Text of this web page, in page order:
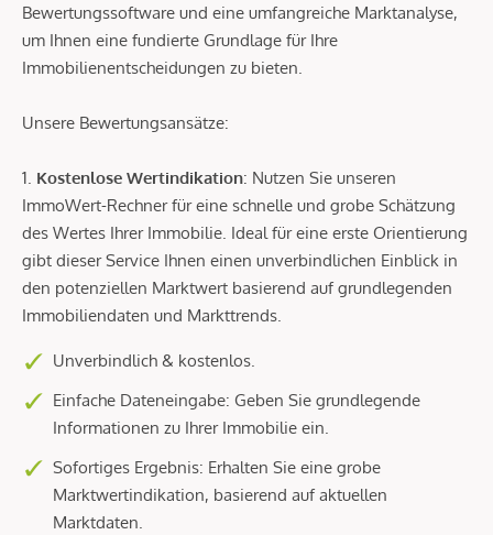
Bewertungssoftware und eine umfangreiche Marktanalyse,
um Ihnen eine fundierte Grundlage für Ihre
Immobilienentscheidungen zu bieten.
Unsere Bewertungsansätze:
1. Kostenlose Wertindikation: Nutzen Sie unseren
ImmoWert-Rechner für eine schnelle und grobe Schätzung
des Wertes Ihrer Immobilie. Ideal für eine erste Orientierung
gibt dieser Service Ihnen einen unverbindlichen Einblick in
den potenziellen Marktwert basierend auf grundlegenden
Immobiliendaten und Markttrends.
Unverbindlich & kostenlos.
Einfache Dateneingabe: Geben Sie grundlegende
Informationen zu Ihrer Immobilie ein.
Sofortiges Ergebnis: Erhalten Sie eine grobe
Marktwertindikation, basierend auf aktuellen
Marktdaten.